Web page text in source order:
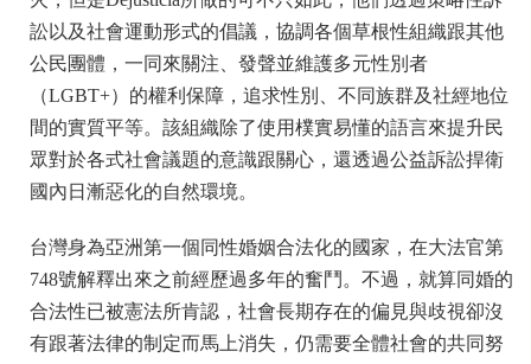
訟以及社會運動形式的倡議，協調各個草根性組織跟其他
公民團體，一同來關注、發聲並維護多元性別者
（LGBT+）的權利保障，追求性別、不同族群及社經地位
間的實質平等。該組織除了使用樸實易懂的語言來提升民
眾對於各式社會議題的意識跟關心，還透過公益訴訟捍衛
國內日漸惡化的自然環境。
台灣身為亞洲第一個同性婚姻合法化的國家，在大法官第
748號解釋出來之前經歷過多年的奮鬥。不過，就算同婚的
合法性已被憲法所肯認，社會長期存在的偏見與歧視卻沒
有跟著法律的制定而馬上消失，仍需要全體社會的共同努